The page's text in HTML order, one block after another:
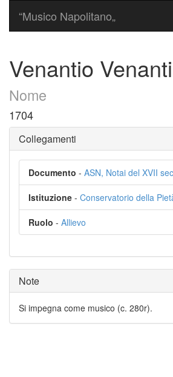
“Musico Napolitano„
Venantio
Nome
1704
Collegamenti
Documento - ASN, Notai del XVII
Istituzione - Conservatorio della
Ruolo - Allievo
Note
Si impegna come musico (c. 280r).